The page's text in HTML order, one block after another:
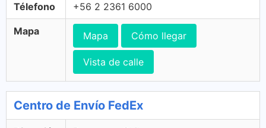
Télefono +56 2 2361 6000
Mapa Mapa Cómo llegar
Vista de calle
Centro de Envío FedEx